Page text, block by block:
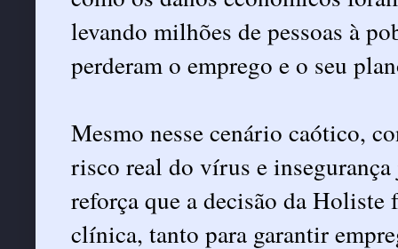
levando milhões de pessoas à
perderam o emprego e o seu
Mesmo nesse cenário caótico,
risco real do vírus e
reforça que a decisão da Holiste
clínica, tanto para garantir